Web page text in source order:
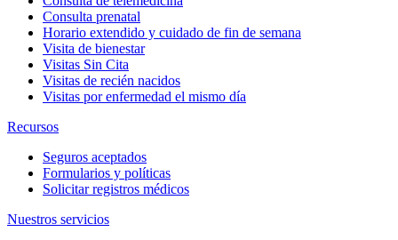
Consulta prenatal
Horario extendido y cuidado de fin de semana
Visita de bienestar
Visitas Sin Cita
Visitas de recién nacidos
Visitas por enfermedad el mismo día
Recursos
Seguros aceptados
Formularios y políticas
Solicitar registros médicos
Nuestros servicios